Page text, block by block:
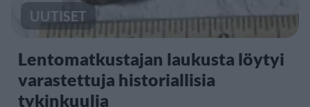
UUTISET
Lentomatkustajan laukusta löytyi
varastettuja historiallisia
tykinkuulia